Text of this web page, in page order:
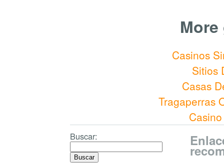
Casinos
Sitios
Casas
Tragaperras
Buscar: